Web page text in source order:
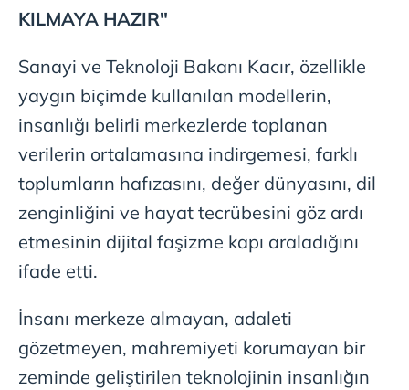
KILMAYA HAZIR"
Sanayi ve Teknoloji Bakanı Kacır, özellikle
yaygın biçimde kullanılan modellerin,
insanlığı belirli merkezlerde toplanan
verilerin ortalamasına indirgemesi, farklı
toplumların hafızasını, değer dünyasını, dil
zenginliğini ve hayat tecrübesini göz ardı
etmesinin dijital faşizme kapı araladığını
ifade etti.
İnsanı merkeze almayan, adaleti
gözetmeyen, mahremiyeti korumayan bir
zeminde geliştirilen teknolojinin insanlığın